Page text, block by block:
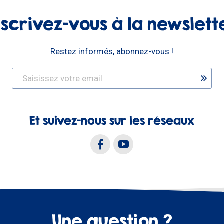
vous à la
Restez informés, abonnez-vous !
Et suivez-nous sur les réseaux